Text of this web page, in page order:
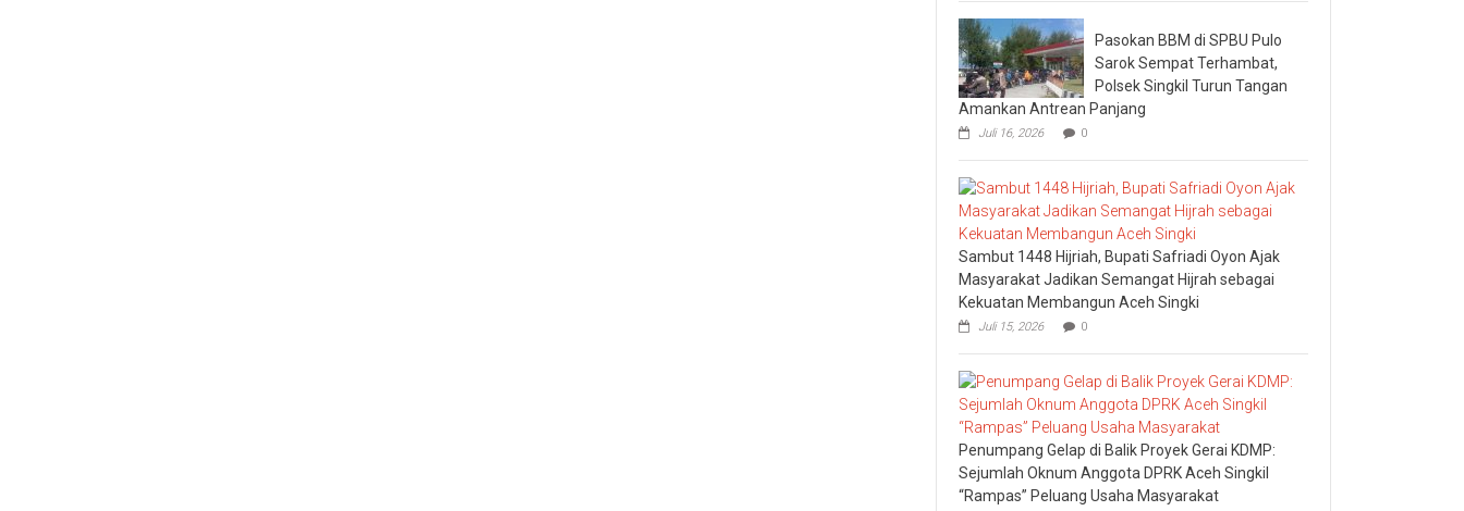
Pasokan BBM di SPBU Pulo
Sarok Sempat Terhambat,
Polsek Singkil Turun Tangan
Amankan Antrean Panjang
Juli 16, 2026 0
Sambut 1448 Hijriah, Bupati Safriadi Oyon Ajak
Masyarakat Jadikan Semangat Hijrah sebagai
Kekuatan Membangun Aceh Singki
Juli 15, 2026 0
Penumpang Gelap di Balik Proyek Gerai KDMP:
Sejumlah Oknum Anggota DPRK Aceh Singkil
“Rampas” Peluang Usaha Masyarakat